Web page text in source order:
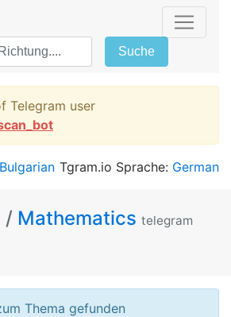
Suche
Telegram user
Bulgarian Tgram.io Sprache: German
/ Mathematics telegram
Thema gefunden